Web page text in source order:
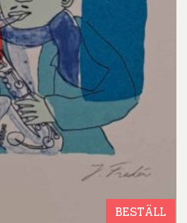
BESTÄLL